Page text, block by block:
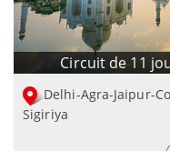
Circuit de 11
Delhi-Agra-Jaipur-
Sigiriya